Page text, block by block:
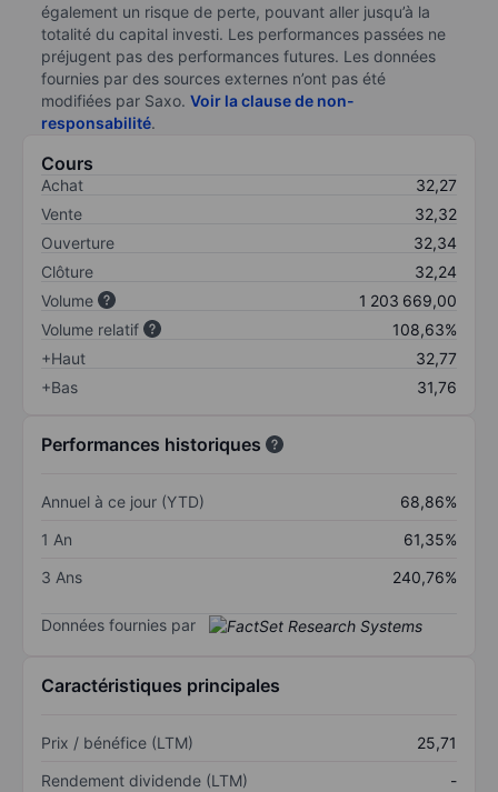
également un risque de perte, pouvant aller jusqu’à la
totalité du capital investi. Les performances passées ne
préjugent pas des performances futures. Les données
fournies par des sources externes n’ont pas été
modifiées par Saxo. Voir la clause de non-
responsabilité.
Cours
Achat
32,27
Vente
32,32
Ouverture
32,34
Clôture
32,24
Volume
1 203 669,00
Volume relatif
108,63%
+Haut
32,77
+Bas
31,76
Performances historiques
Annuel à ce jour (YTD)
68,86%
1 An
61,35%
3 Ans
240,76%
Données fournies par
Caractéristiques principales
Prix / bénéfice (LTM)
25,71
Rendement dividende (LTM)
-